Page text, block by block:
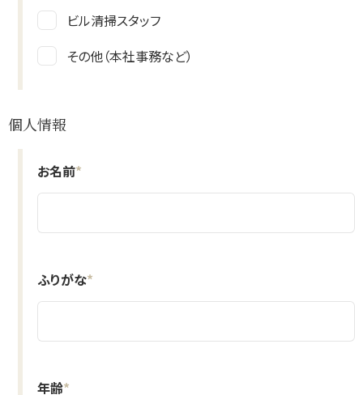
ビル清掃スタッフ
その他（本社事務など）
個人情報
お名前*
ふりがな*
年齢*